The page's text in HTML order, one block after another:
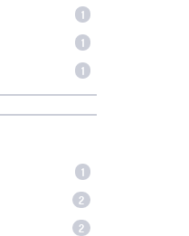
1
1
1
1
2
2